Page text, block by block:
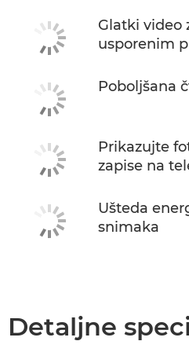
Glatki video
usporenim
Poboljšana
Prikazujte
zapise na
Ušteda
snimaka
Detaljne